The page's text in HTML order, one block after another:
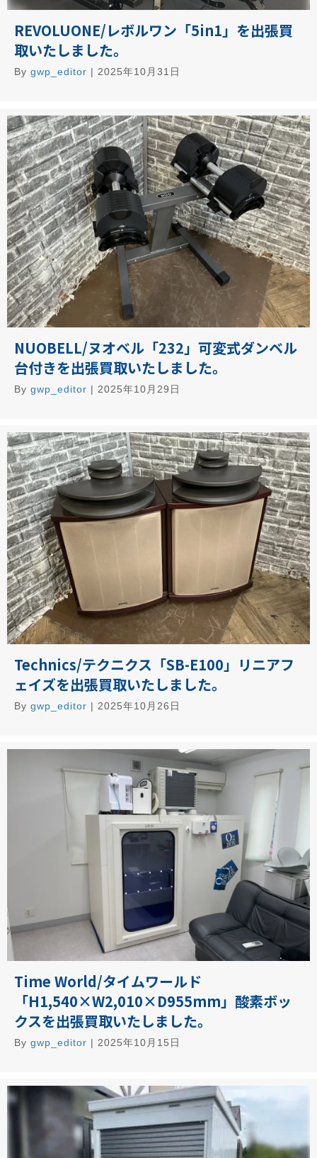
REVOLUONE/レボルワン「5in1」を出張買
取いたしました。
By gwp_editor | 2025年10月31日
NUOBELL/ヌオベル「232」可変式ダンベル
台付きを出張買取いたしました。
By gwp_editor | 2025年10月29日
Technics/テクニクス「SB-E100」リニアフ
ェイズを出張買取いたしました。
By gwp_editor | 2025年10月26日
Time World/タイムワールド
「H1,540×W2,010×D955mm」酸素ボッ
クスを出張買取いたしました。
By gwp_editor | 2025年10月15日